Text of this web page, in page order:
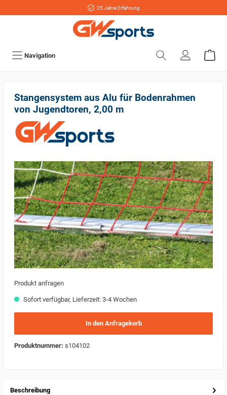
25 Jahre Erfahrung
Navigation
Stangensystem aus Alu für Bodenrahmen
von Jugendtoren, 2,00 m
Produkt anfragen
Sofort verfügbar, Lieferzeit: 3-4 Wochen
In den Anfragekorb
Produktnummer: s104102
Beschreibung